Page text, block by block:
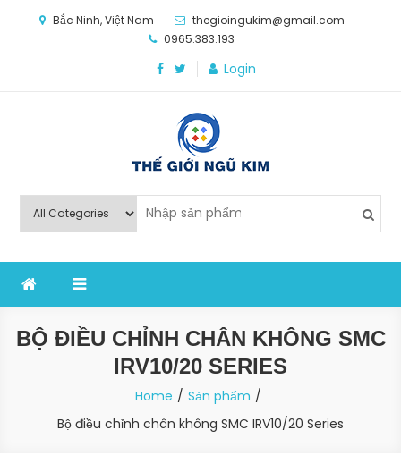
Bắc Ninh, Việt Nam
thegioingukim@gmail.com
0965.383.193
Login
Thế Giới Ngũ Kim
nghiệp sản xuất
BỘ ĐIỀU CHỈNH CHÂN KHÔNG SMC
IRV10/20 SERIES
Home
Sản phẩm
Bộ điều chỉnh chân không SMC IRV10/20 Series